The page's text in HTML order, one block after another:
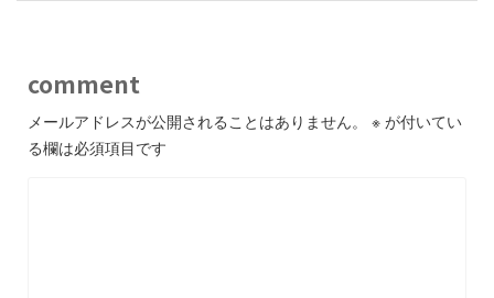
comment
メールアドレスが公開されることはありません。 ※ が付いてい
る欄は必須項目です